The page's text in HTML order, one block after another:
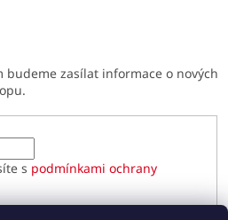
budeme zasílat informace o nových
s podmínkami ochrany